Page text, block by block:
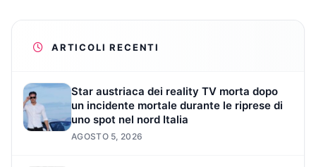
ARTICOLI RECENTI
Star austriaca dei reality TV morta dopo
un incidente mortale durante le riprese di
uno spot nel nord Italia
AGOSTO 5, 2026